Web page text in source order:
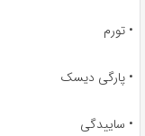
• تورم
• پارگی دیسک
• ساییدگی